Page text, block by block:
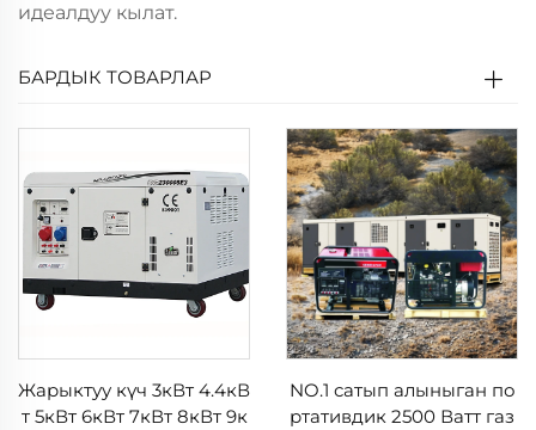
идеалдуу кылат.
БАРДЫК ТОВАРЛАР
Жарыктуу күч 3кВт 4.4кВ
т 5кВт 6кВт 7кВт 8кВт 9к
NO.1 сатып алыныган по
ртативдик 2500 Ватт газ